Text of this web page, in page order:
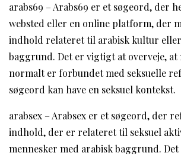
arabs69 – Arabs69 er et søgeord, der
websted eller en online platform, der
indhold relateret til arabisk kultur
baggrund. Det er vigtigt at overveje, at
normalt er forbundet med seksuelle
søgeord kan have en seksuel kontekst.
arabsex – Arabsex er et søgeord, der
indhold, der er relateret til seksuel
mennesker med arabisk baggrund.